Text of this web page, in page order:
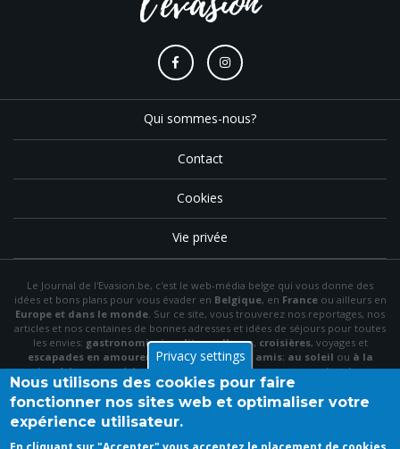
Qui sommes-nous?
Contact
Cookies
Vie privée
Le Journal de l'Evasion.be, c'est le web-média belge qui vous donne des
idées et bons plans pour vous évader en Belgique, en Franceou ailleurs en
Europe et dans le monde . Sur ce site, vous trouverez nos reportages, nos
articles et nos centaines de bonnes adresses et idées de séjours pour toutes
les envies: gastronomie,insolite,wellness, croisières, voyages et
escapades en amoureux ,en famille,entre amis; au soleil ou à la
neige,à la merouà la montagne à la campagneou encitytrip, en
hôtel, en gîteou enchambre d'hôte…
N'hésitez pas à utiliser le menu et la barre de recherche pour trouver le bon
plan idéal parmi nos articles et archives, à "aimer" notre
vous inscrire à notre newsletter mensuelle pour recevoir en primeur nos
Privacy settings
Nous utilisons des cookies pour faire
fonctionner nos sites web et optimaliser votre
expérience utilisateur.